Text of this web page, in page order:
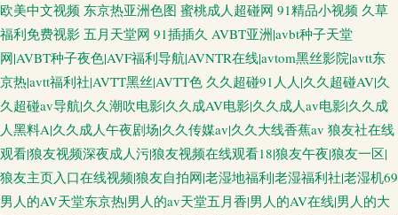
欧美中文视频 东京热亚洲色图 蜜桃成人超碰网 91精品小视频 久草
福利免费视影 五月天堂网 91插插久 AVBT亚洲|avbt种子天堂
网|AVBT种子夜色|AVF福利导航|AVNTR在线|avtom黑丝影院|avtt东
京热|avtt福利社|AVTT黑丝|AVTT色 久久超碰91人人|久久超碰AV|久
久超碰av导航|久久潮吹电影|久久成AV电影|久久成人av电影|久久成
人黑料A|久久成人午夜剧场|久久传媒av|久久大线香蕉av 狼友社在线
观看|狼友视频深夜成人污|狼友视频在线观看18|狼友午夜|狼友一区|
狼友主页入口在线视频|狼友自拍网|老湿地福利|老湿福利社|老湿机69
男人的AV天堂东京热|男人的av天堂五月香|男人的AV在线|男人的大